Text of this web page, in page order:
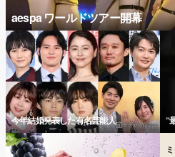
aespa ワールドツアー開幕
今年結婚発表した有名芸能人 “